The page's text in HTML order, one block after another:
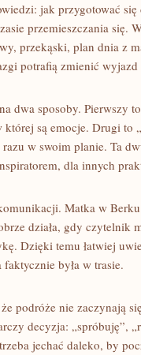
jak przygotować
przemieszczania się.
przekąski, plan dnia z
potrafią zmienić
dwa sposoby. Pierwszy
są emocje. Drugi to
w swoim planie. Ta
dla innych
Matka w
działa, gdy czytelnik
Dzięki temu łatwiej
była w trasie.
podróże nie zaczynają
decyzja: „spróbuję”,
jechać daleko, by